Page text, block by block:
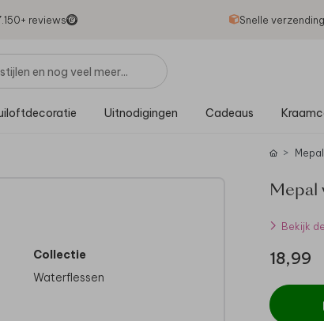
+ reviews Snelle
Uitnodigingen Cadeaus
Collectie
Waterflessen
Mepal
Mepal
Bekijk
18,99